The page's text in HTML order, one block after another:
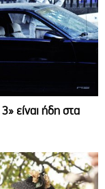
είναι ήδη στα